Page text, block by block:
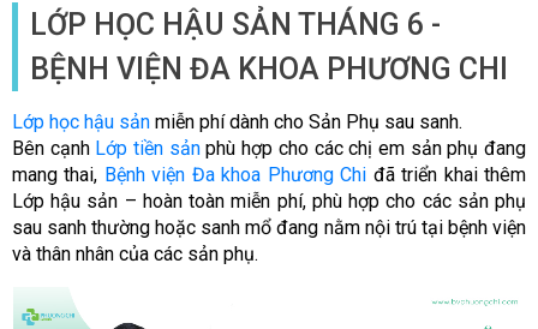
LỚP HỌC HẬU SẢN THÁNG 6 -
BỆNH VIỆN ĐA KHOA PHƯƠNG CHI
Lớp học hậu sản miễn phí dành cho Sản Phụ sau sanh.
Bên cạnh Lớp tiền sảnphù hợp cho các chị em sản phụ đang
mang thai, Bệnh viện Đa khoa Phương Chi đã triển khai thêm
Lớp hậu sản – hoàn toàn miễn phí, phù hợp cho các sản phụ
sau sanh thường hoặc sanh mổ đang nằm nội trú tại bệnh viện
và thân nhân của các sản phụ.